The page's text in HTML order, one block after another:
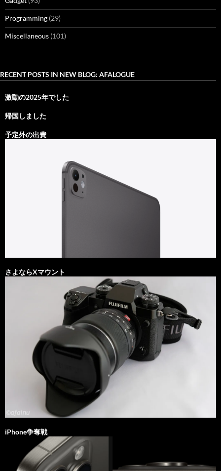
Programming (29)
Miscellaneous (101)
RECENT POSTS IN NEW BLOG: AFALOGUE
激動の2025年でした
帰国しました
予定外の出費
さよならXマウント
iPhone争奪戦